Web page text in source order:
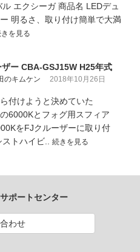
エクシーガ 商品名 LEDデュ
明るさ、取り付け簡単で大満
を見る
ー CBA-GSJ15W H25年式
のキムケン 2018年10月26日
付けようと決めていた
6000Kとフォグ用スフィア
をFJクルーザーに取り付
トハイビ.. 続きを見る
ポートセンター
わせ